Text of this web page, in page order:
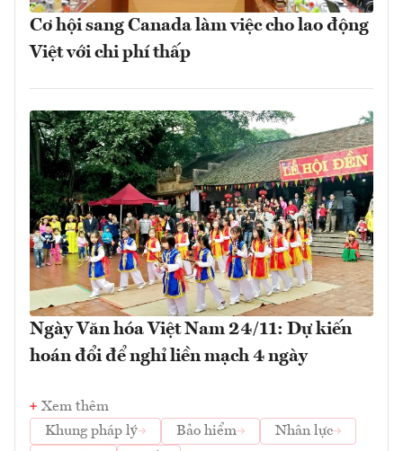
Cơ hội sang Canada làm việc cho lao động
Việt với chi phí thấp
Ngày Văn hóa Việt Nam 24/11: Dự kiến
hoán đổi để nghỉ liền mạch 4 ngày
Xem thêm
Khung pháp lý
Bảo hiểm
Nhân lực